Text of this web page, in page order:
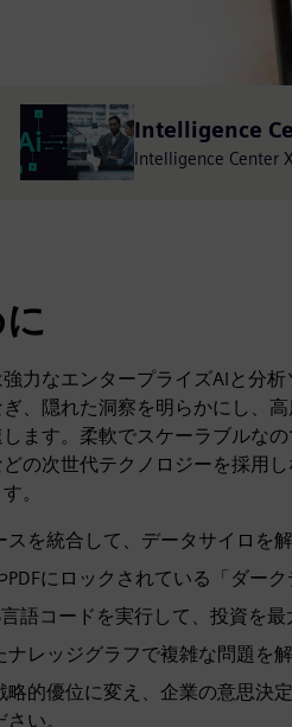
Intelligence
Intelligence Center
力なエンタープライズAIと分
、隠れた洞察を明らかにし、
ます。柔軟でスケーラブルな
の次世代テクノロジーを採用
。
スを統合して、データサイロを解
PDFにロックされている「ダー
言語コードを実行して、投資を最
ナレッジグラフで複雑な問題を
略的優位に変え、企業の意思決
い。